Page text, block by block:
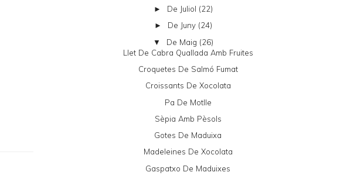
► De Juliol (22)
► De Juny (24)
▼ De Maig (26)
Llet De Cabra Quallada Amb Fruites
Croquetes De Salmó Fumat
Croissants De Xocolata
Pa De Motlle
Sèpia Amb Pèsols
Gotes De Maduixa
Madeleines De Xocolata
Gaspatxo De Maduixes